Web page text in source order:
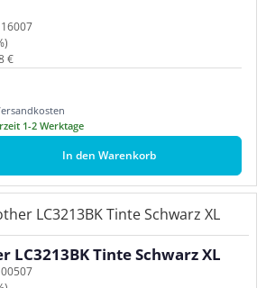
€
1-2 Werktage
In den Warenkorb
LC3213BK Tinte Schwarz XL